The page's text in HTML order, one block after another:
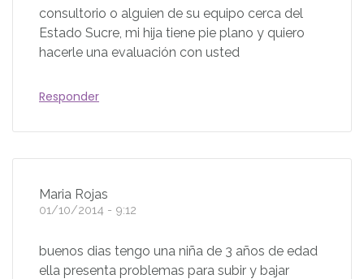
consultorio o alguien de su equipo cerca del
Estado Sucre, mi hija tiene pie plano y quiero
hacerle una evaluación con usted
Responder
Maria Rojas
01/10/2014 - 9:12
buenos dias tengo una niña de 3 años de edad
ella presenta problemas para subir y bajar